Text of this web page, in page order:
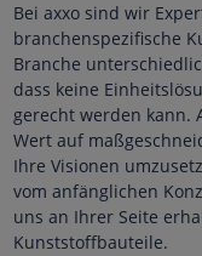
Bei axxo sind wir
branchenspezifische
Branche
dass keine
gerecht werden kann.
Wert auf
Ihre Visionen
vom anfänglichen
uns an Ihrer Seite
Kunststoffbauteile.